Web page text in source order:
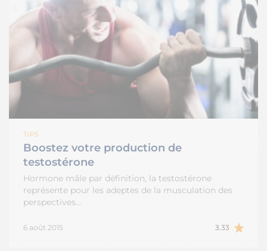
TIPS
Boostez votre production de
testostérone
Hormone mâle par définition, la testostérone
représente pour les adeptes de la musculation des
perspectives…
6 août 2015 3.33